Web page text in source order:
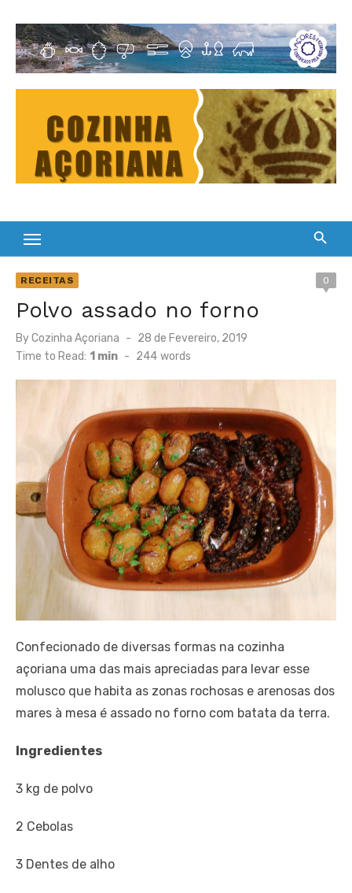
content
Cultura Gastronómica dos Açores
RECEITAS 0
Polvo assado no forno
ByCozinha Açoriana
Posted
on
28 de Fevereiro, 2019
Time to Read: 1 min - 244 words
Confecionado de diversas formas na cozinha
açoriana uma das mais apreciadas para levar esse
molusco que habita as zonas rochosas e arenosas dos
mares à mesa é assado no forno com batata da terra.
Ingredientes
3 kg de polvo
2 Cebolas
3 Dentes de alho